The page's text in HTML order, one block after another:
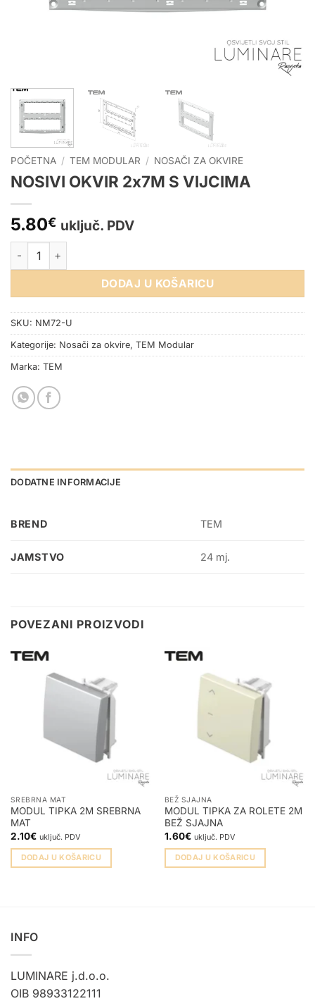
POČETNA / TEM MODULAR / NOSAČI ZA OKVIRE
NOSIVI OKVIR 2x7M S VIJCIMA
5.80€ uključ. PDV
NOSIVI OKVIR 2x7M S VIJCIMA količina
DODAJ U KOŠARICU
SKU: NM72-U
Kategorije: Nosači za okvire, TEM Modular
Marka: TEM
DODATNE INFORMACIJE
BREND TEM
JAMSTVO 24 mj.
POVEZANI PROIZVODI
SREBRNA MAT
MODUL TIPKA 2M SREBRNA
MAT
2.10€ uključ. PDV
DODAJ U KOŠARICU
BEŽ SJAJNA
MODUL TIPKA ZA ROLETE 2M
BEŽ SJAJNA
1.60€ uključ. PDV
DODAJ U KOŠARICU
INFO
LUMINARE j.d.o.o.
OIB 98933122111